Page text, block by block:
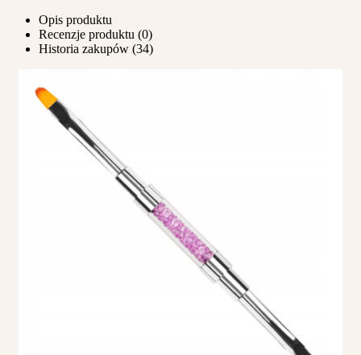
Opis produktu
Recenzje produktu (0)
Historia zakupów (34)